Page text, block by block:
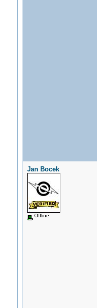
Jan Bocek
Offline